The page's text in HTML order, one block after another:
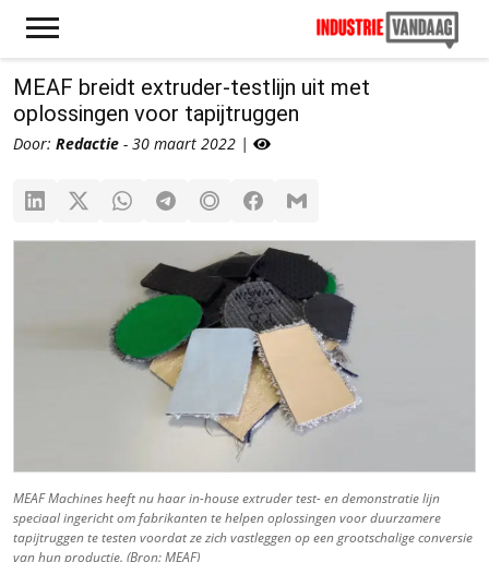
MEAF breidt extruder-testlijn uit met
oplossingen voor tapijtruggen
Door: Redactie - 30 maart 2022 |
MEAF Machines heeft nu haar in-house extruder test- en demonstratie lijn
speciaal ingericht om fabrikanten te helpen oplossingen voor duurzamere
tapijtruggen te testen voordat ze zich vastleggen op een grootschalige conversie
van hun productie. (Bron: MEAF)